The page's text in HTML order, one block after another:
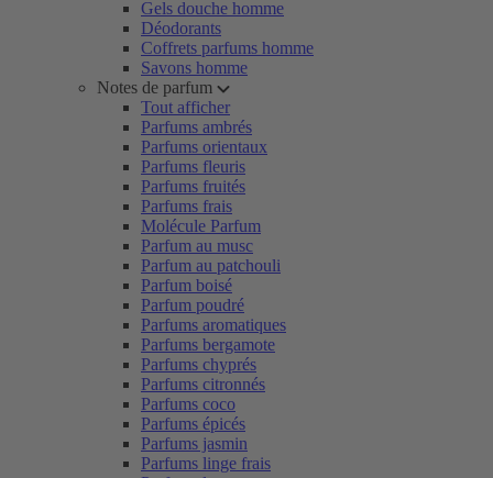
Gels douche homme
Déodorants
Coffrets parfums homme
Savons homme
Notes de parfum
Tout afficher
Parfums ambrés
Parfums orientaux
Parfums fleuris
Parfums fruités
Parfums frais
Molécule Parfum
Parfum au musc
Parfum au patchouli
Parfum boisé
Parfum poudré
Parfums aromatiques
Parfums bergamote
Parfums chyprés
Parfums citronnés
Parfums coco
Parfums épicés
Parfums jasmin
Parfums linge frais